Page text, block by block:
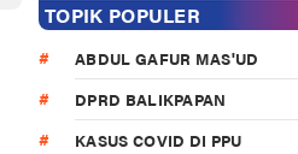
TOPIK POPULER
ABDUL GAFUR MAS'UD
DPRD BALIKPAPAN
KASUS COVID DI PPU